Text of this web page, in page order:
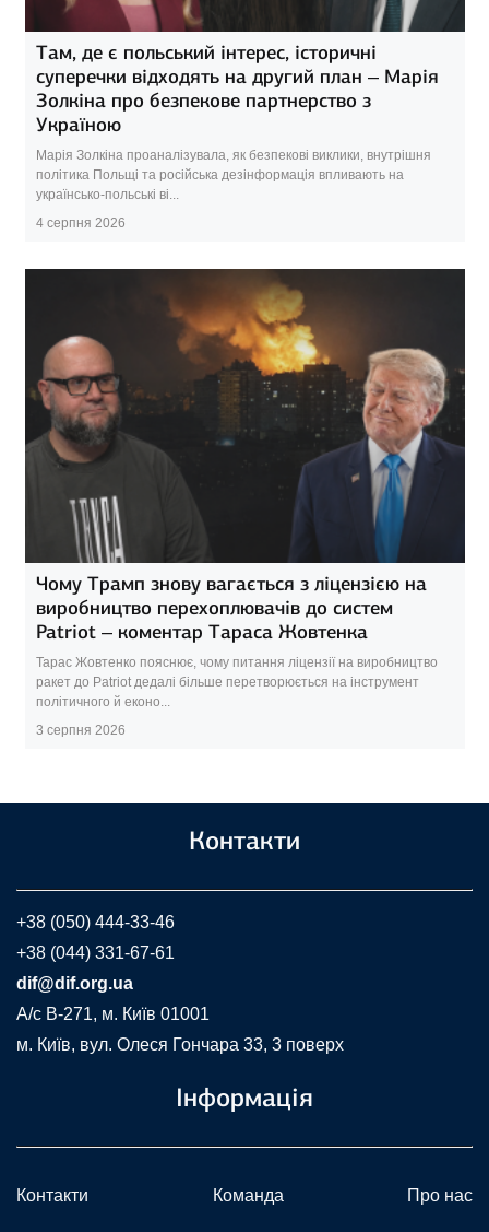
Там, де є польський інтерес, історичні
суперечки відходять на другий план – Марія
Золкіна про безпекове партнерство з
Україною
Марія Золкіна проаналізувала, як безпекові виклики, внутрішня
політика Польщі та російська дезінформація впливають на
українсько-польські ві...
4 серпня 2026
Чому Трамп знову вагається з ліцензією на
виробництво перехоплювачів до систем
Patriot – коментар Тараса Жовтенка
Тарас Жовтенко пояснює, чому питання ліцензії на виробництво
ракет до Patriot дедалі більше перетворюється на інструмент
політичного й еконо...
3 серпня 2026
Контакти
+38 (050) 444-33-46
+38 (044) 331-67-61
dif@dif.org.ua
A/c В-271, м. Київ 01001
м. Київ, вул. Олеся Гончара 33, 3 поверх
Інформація
Контакти Команда Про нас